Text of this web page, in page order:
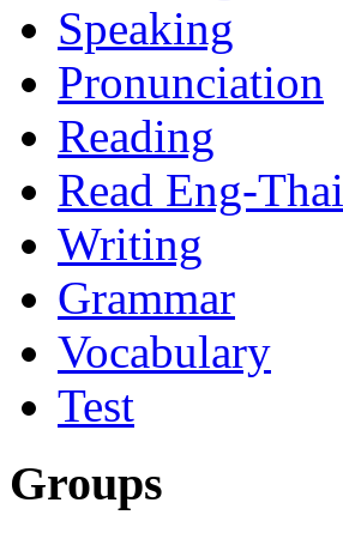
Speaking
Pronunciation
Reading
Read Eng-Thai
Writing
Grammar
Vocabulary
Test
Groups